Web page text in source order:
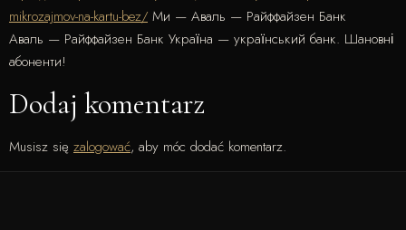
mikrozajmov-na-kartu-bez/ Ми — Аваль — Райффайзен Банк
Аваль — Райффайзен Банк Україна — український банк. Шановні
абоненти!
Dodaj komentarz
Musisz się zalogować, aby móc dodać komentarz.